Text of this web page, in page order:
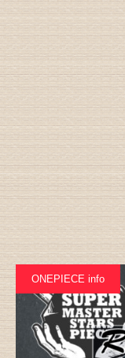
ONEPIECE info